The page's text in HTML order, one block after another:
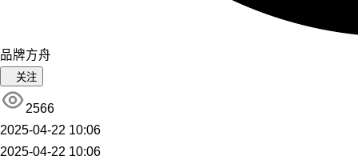
品牌方舟
关注
2566
2025-04-22 10:06
2025-04-22 10:06